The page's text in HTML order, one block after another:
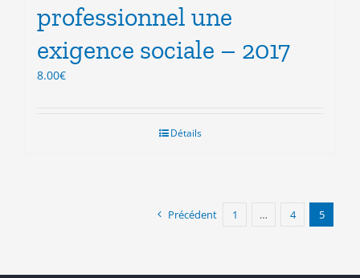
professionnel une
exigence sociale – 2017
8.00€
Détails
Précédent 1 … 4 5